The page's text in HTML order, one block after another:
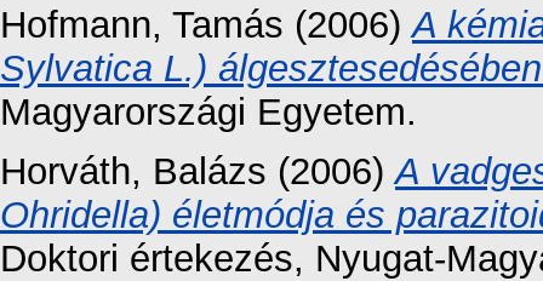
Hofmann, Tamás (2006)A
Sylvatica L.)
Magyarországi Egyetem.
Horváth, Balázs (2006)A
Ohridella) életmódja és
Doktori értekezés, Nyugat-